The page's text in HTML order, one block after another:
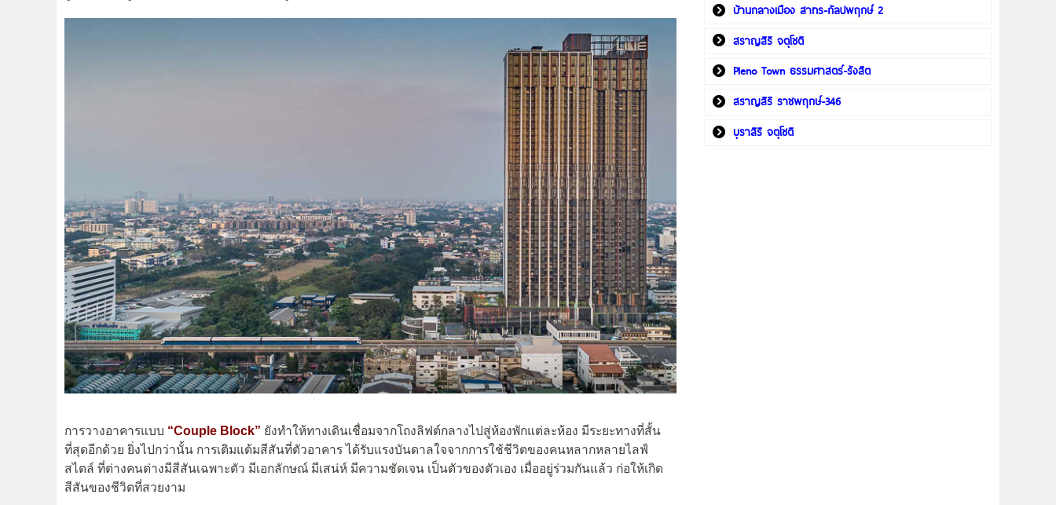
การวางอาคารแบบ “Couple Block” ยังทำให้ทางเดินเชื่อมจากโถงลิฟต์กลางไปสู่ห้องพักแต่ละห้อง มีระยะทางที่สั้น
ที่สุดอีกด้วย ยิ่งไปกว่านั้น การเติมแต้มสีสันที่ตัวอาคาร ได้รับแรงบันดาลใจจากการใช้ชีวิตของคนหลากหลายไลฟ์
สไตล์ ที่ต่างคนต่างมีสีสันเฉพาะตัว มีเอกลักษณ์ มีเสน่ห์ มีความชัดเจน เป็นตัวของตัวเอง เมื่ออยู่ร่วมกันแล้ว ก่อให้เกิด
สีสันของชีวิตที่สวยงาม
บ้านกลางเมือง สาทร-กัลปพฤกษ์ 2
สราญสิริ จตุโชติ
Pleno Town ธรรมศาสตร์-รังสิต
สราญสิริ ราชพฤกษ์-346
บุราสิริ จตุโชติ